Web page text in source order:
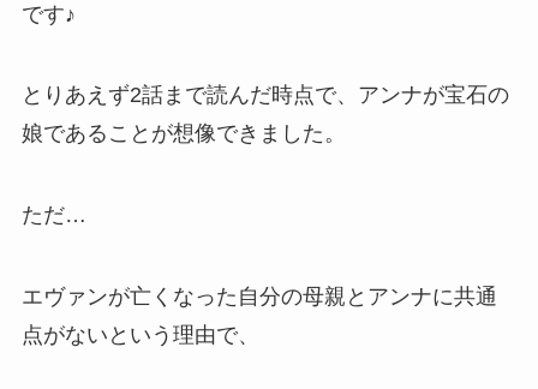
です♪
とりあえず2話まで読んだ時点で、アンナが宝石の
娘であることが想像できました。
ただ…
エヴァンが亡くなった自分の母親とアンナに共通
点がないという理由で、